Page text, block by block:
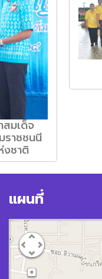
สมเด็จ
ราชชนนี
งชาติ
แผนที่